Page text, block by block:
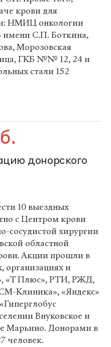
крови для
НМИЦ онкологии
С.П. Боткина,
Морозовская
ГКБ №№ 12, 24 и
стали 152
донорского
10 выездных
с Центром крови
хирургии
областной
Акции прошли в
организациях и
«Т Плюс», РТИ, РЖД,
Клиника», «Яндекс»
Внуковское и
Марьино. Донорами в
человек.